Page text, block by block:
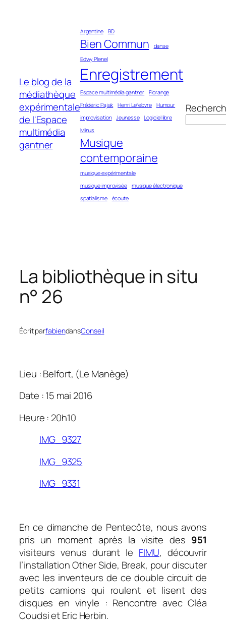
Le blog de la
médiathèque
expérimentale
de l'Espace
multimédia
gantner
Argentine BD
Bien Commun
danse
Edwy Plenel
Enregistrement
Espace multimédia gantner
Florange
Frédéric Pajak
Henri Lefebvre
Humour
improvisation
Jeunesse
Logiciel libre
Minus
Musique
contemporaine
musique expérimentale
musique improvisée
musique électronique
spatialisme
écoute
La bibliothèque in situ
n° 26
Écrit parfabiendansConseil
Lieu : Belfort, (Le Manège)
Date : 15 mai 2016
Heure : 20h10
IMG_9327
IMG_9325
IMG_9331
En ce dimanche de Pentecôte, nous avons
pris un moment après la visite des 951
visiteurs venus durant le FIMU, découvrir
l’installationOther Side, Break, pour discuter
avec les inventeurs de ce double circuit de
petits camions qui roulent et lisent des
disques en vinyle : Rencontre avec Cléa
Coudsi et Eric Herbin.